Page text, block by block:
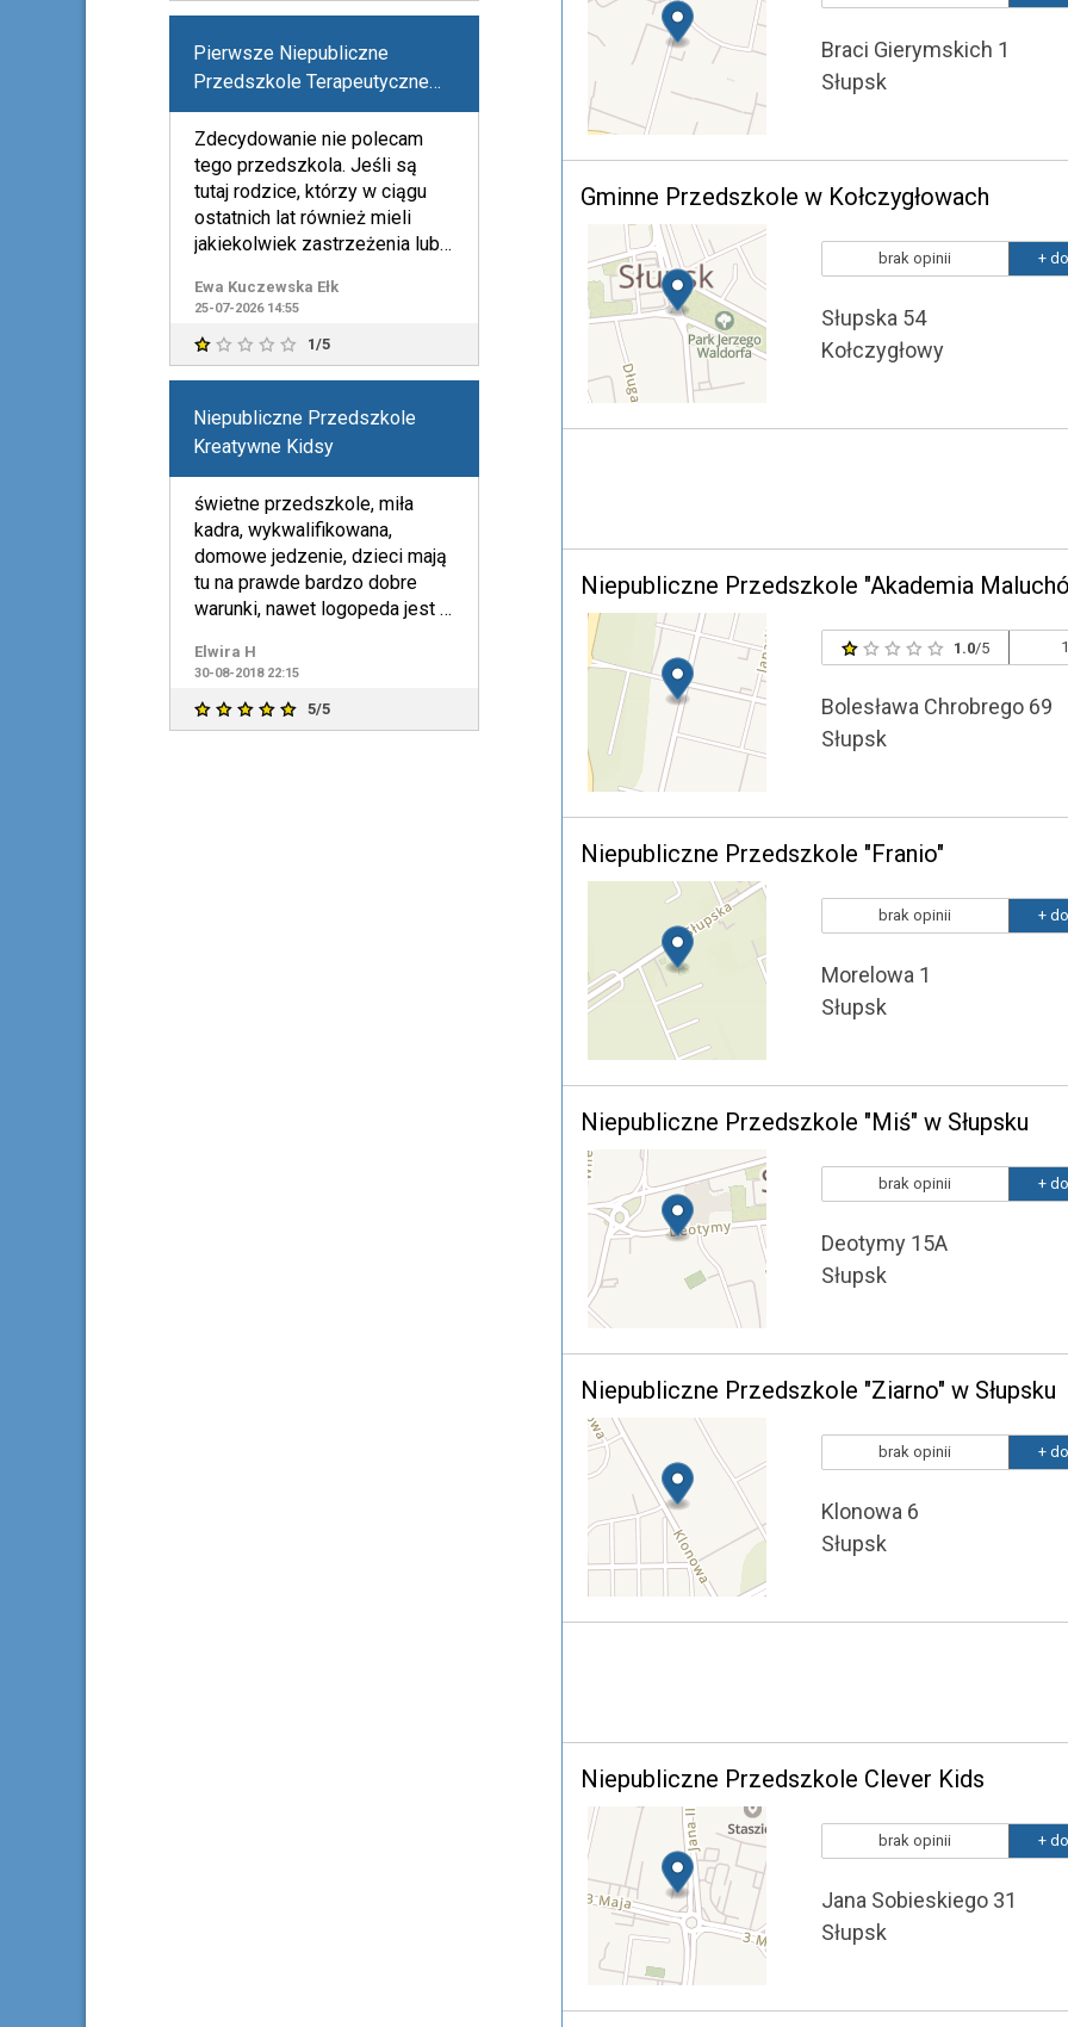
Braci Gierymskich 1
Słupsk
Gminne Przedszkole w Kołczygłowach
brak opinii +
Słupska 54
Kołczygłowy
Niepubliczne Przedszkole "Akademia
1.0/5
Bolesława Chrobrego 69
Słupsk
Niepubliczne Przedszkole "Franio"
brak opinii +
Morelowa 1
Słupsk
Niepubliczne Przedszkole "Miś" w Słupsku
brak opinii +
Deotymy 15A
Słupsk
Niepubliczne Przedszkole "Ziarno" w Słupsku
brak opinii +
Klonowa 6
Słupsk
Niepubliczne Przedszkole Clever Kids
brak opinii +
Jana Sobieskiego 31
Słupsk
Pierwsze Niepubliczne
Przedszkole Terapeutyczne
"Zaczarowany Ogród" w Ełku
Zdecydowanie nie polecam
tego przedszkola. Jeśli są
tutaj rodzice, którzy w ciągu
ostatnich lat również mieli
jakiekolwiek zastrzeżenia lub
Ewa Kuczewska Ełk
25-07-2026 14:55
1/5
Niepubliczne Przedszkole
Kreatywne Kidsy
świetne przedszkole, miła
kadra, wykwalifikowana,
domowe jedzenie, dzieci mają
tu na prawde bardzo dobre
warunki, nawet logopeda jest .
Elwira H
30-08-2018 22:15
5/5